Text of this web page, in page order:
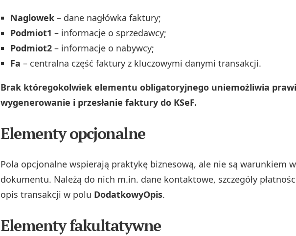
Naglowek – dane nagłówka faktury;
Podmiot1 – informacje o sprzedawcy;
Podmiot2 – informacje o nabywcy;
Fa – centralna część faktury z kluczowymi danymi transakcji.
Brak któregokolwiek elementu obligatoryjnego uniemożliwia
wygenerowanie i przesłanie faktury do KSeF.
Elementy opcjonalne
Pola opcjonalne wspierają praktykę biznesową, ale nie są warunkiem
dokumentu. Należą do nich m.in. dane kontaktowe, szczegóły
opis transakcji w polu DodatkowyOpis.
Elementy fakultatywne